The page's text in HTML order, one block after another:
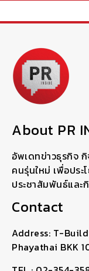
About PR
อัพเดทข่าวธุรกิจ
คนรุ่นใหม่ เพื่อปร
ประชาสัมพันธ์และ
Contact
Address: T-
Phayathai BKK